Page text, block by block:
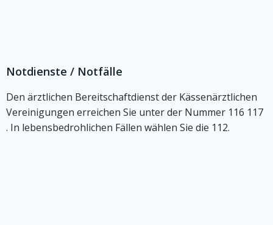
Notdienste / Notfälle
Den ärztlichen Bereitschaftdienst der Kässenärztlichen
Vereinigungen erreichen Sie unter der Nummer 116 117
. In lebensbedrohlichen Fällen wählen Sie die 112.